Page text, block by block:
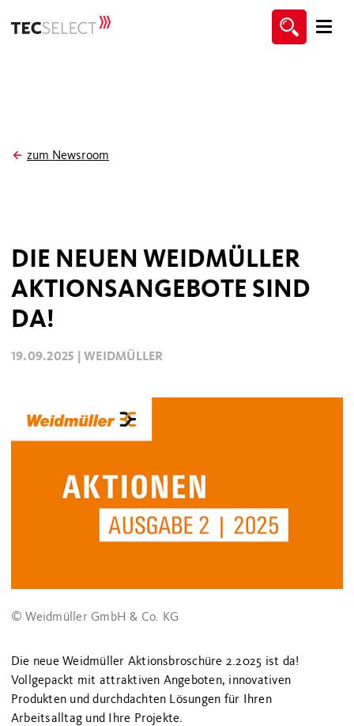
zum Newsroom
DIE NEUEN WEIDMÜLLER
AKTIONSANGEBOTE SIND
DA!
19.09.2025 |WEIDMÜLLER
© Weidmüller GmbH & Co. KG
Die neue Weidmüller Aktionsbroschüre 2.2025 ist da!
Vollgepackt mit attraktiven Angeboten, innovativen
Produkten und durchdachten Lösungen für Ihren
Arbeitsalltag und Ihre Projekte.